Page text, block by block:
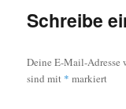
Schreibe
Deine E-Mail-
sind mit * markiert